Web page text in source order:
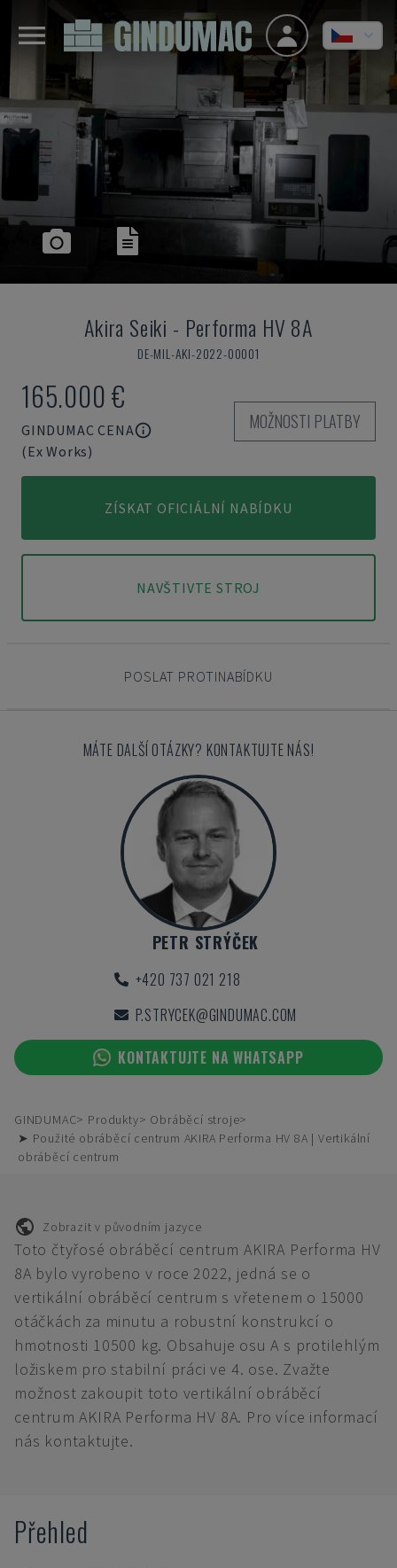
Akira Seiki - Performa HV 8A
DE-MIL-AKI-2022-00001
165.000 €
GINDUMAC CENA
(Ex Works)
MOŽNOSTI PLATBY
ZÍSKAT OFICIÁLNÍ NABÍDKU
NAVŠTIVTE STROJ
POSLAT PROTINABÍDKU
MÁTE DALŠÍ OTÁZKY? KONTAKTUJTE NÁS!
PETR STRÝČEK
+420 737 021 218
P.STRYCEK@GINDUMAC.COM
KONTAKTUJTE NA WHATSAPP
GINDUMAC Produkty
Obráběcí stroje
➤ Použité obráběcí centrum AKIRA Performa HV 8A | Vertikální
obráběcí centrum
Zobrazit v původním jazyce
Toto čtyřosé obráběcí centrum AKIRA Performa HV
8A bylo vyrobeno v roce 2022, jedná se o
vertikální obráběcí centrum s vřetenem o 15000
otáčkách za minutu a robustní konstrukcí o
hmotnosti 10500 kg. Obsahuje osu A s protilehlým
ložiskem pro stabilní práci ve 4. ose. Zvažte
možnost zakoupit toto vertikální obráběcí
centrum AKIRA Performa HV 8A. Pro více informací
nás kontaktujte.
Přehled